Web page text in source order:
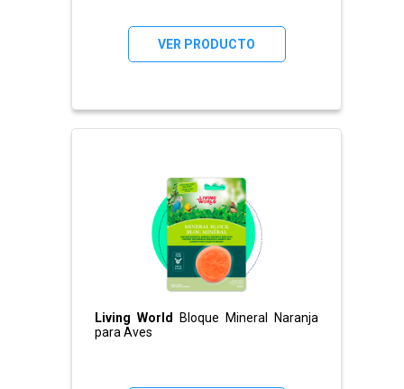
VER PRODUCTO
Living World
Bloque Mineral Naranja
para Aves